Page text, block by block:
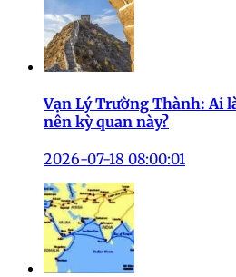
Vạn Lý Trường Thành: Ai
nên kỳ quan này?
2026-07-18 08:00:01